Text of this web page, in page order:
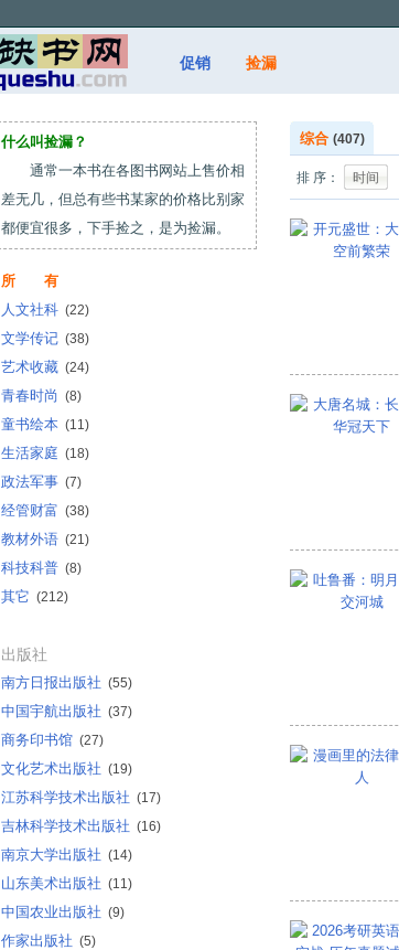
促销 捡漏
什么叫捡漏？
通常一本书在各图书网站上售价相
差无几，但总有些书某家的价格比别家
都便宜很多，下手捡之，是为捡漏。
所 有
人文社科 (22)
文学传记 (38)
艺术收藏 (24)
青春时尚 (8)
童书绘本 (11)
生活家庭 (18)
政法军事 (7)
经管财富 (38)
教材外语 (21)
科技科普 (8)
其它 (212)
出版社
南方日报出版社 (55)
中国宇航出版社 (37)
商务印书馆 (27)
文化艺术出版社 (19)
江苏科学技术出版社 (17)
吉林科学技术出版社 (16)
南京大学出版社 (14)
山东美术出版社 (11)
中国农业出版社 (9)
作家出版社 (5)
综合 (407)
排 序： 时间